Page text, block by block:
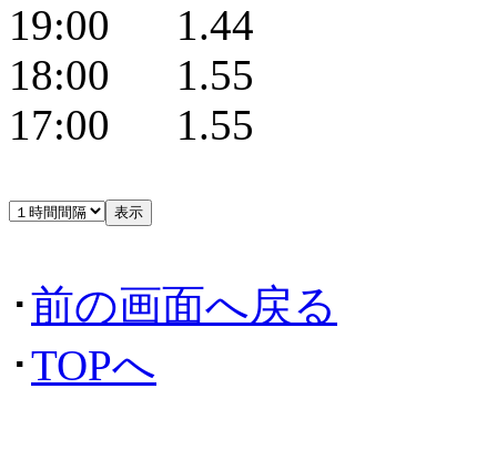
19:00 1.44
18:00 1.55
17:00 1.55
･前の画面へ戻る
･TOPへ